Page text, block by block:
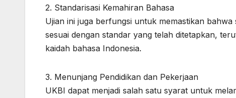
2. Standarisasi Kemahiran Bahasa
Ujian ini juga berfungsi untuk memastikan
sesuai dengan standar yang telah ditetapkan,
kaidah bahasa Indonesia.
3. Menunjang Pendidikan dan Pekerjaan
UKBI dapat menjadi salah satu syarat untuk